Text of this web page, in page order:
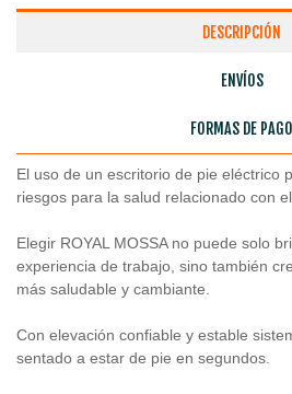
DESCRIPCIÓN
ENVÍOS
FORMAS DE PAGO
El uso de un escritorio de pie eléctrico
riesgos para la salud relacionado con
Elegir ROYAL MOSSA no puede solo
experiencia de trabajo, sino también
más saludable y cambiante.
Con elevación confiable y estable
sentado a estar de pie en segundos.